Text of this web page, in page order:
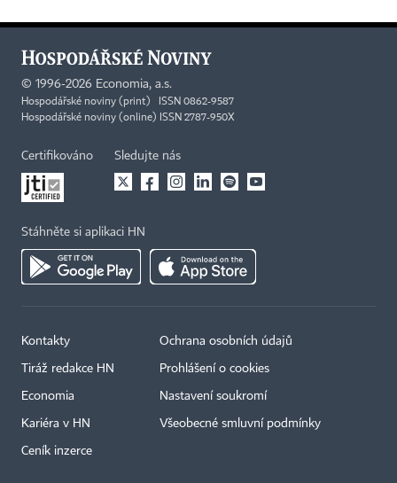
© 1996-2026 Economia, a.s.
Hospodářské noviny (print) ISSN 0862-9587
Hospodářské noviny (online) ISSN 2787-950X
Certifikováno Sledujte nás
Stáhněte si aplikaci HN
Kontakty
Tiráž redakce HN
Economia
Kariéra v HN
Ceník inzerce
Ochrana osobních údajů
Prohlášení o cookies
Nastavení soukromí
Všeobecné smluvní podmínky